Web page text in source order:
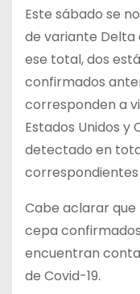
Este sábado se
de variante Delta
ese total, dos
confirmados
corresponden a
Estados Unidos y
detectado en
Cabe aclarar que
cepa
encuentran
de Covid-19.